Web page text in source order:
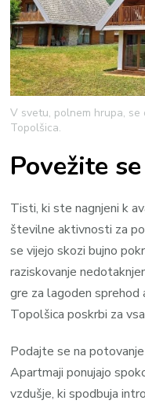
V svetu, polnem hrupa,
Topolšica.
Povežite
Tisti, ki ste nagnjeni k
številne aktivnosti za
se vijejo skozi bujno
raziskovanje
gre za lagoden
Topolšica poskrbi za
Podajte se na
Apartmaji ponujajo
vzdušje, ki spodbuja